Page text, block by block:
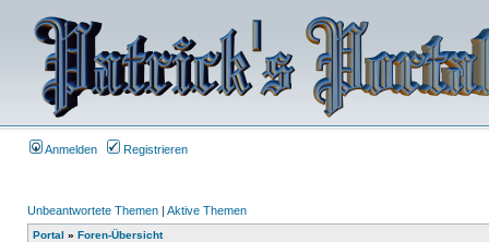
Anmelden Registrieren
Unbeantwortete Themen | Aktive Themen
Portal » Foren-Übersicht